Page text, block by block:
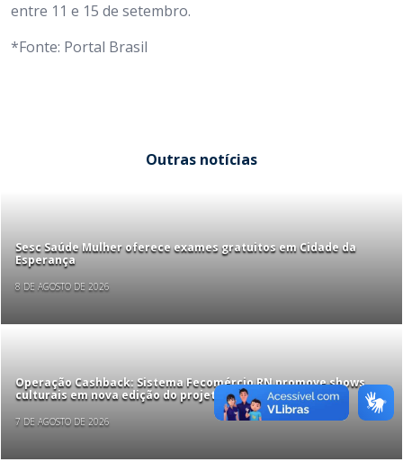
entre 11 e 15 de setembro.
*Fonte: Portal Brasil
Outras notícias
Sesc Saúde Mulher oferece exames gratuitos em Cidade da
Esperança
8 DE AGOSTO DE 2026
Operação Cashback: Sistema Fecomércio RN promove shows
culturais em nova edição do projeto
7 DE AGOSTO DE 2026